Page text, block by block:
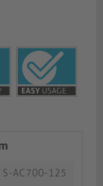
S-AC700-125